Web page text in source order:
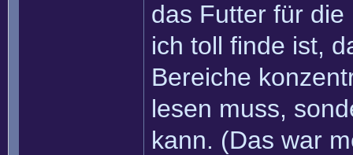
das Futter für
ich toll finde ist,
Bereiche
lesen muss,
kann. (Das war